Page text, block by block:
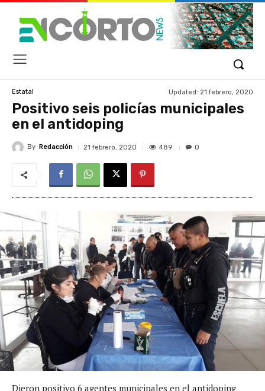
Estatal Updated: 21 febrero, 2020
Positivo seis policías municipales
en el antidoping
By Redacción 21 febrero, 2020 489 0
Dieron positivo 6 agentes municipales en el antidoping